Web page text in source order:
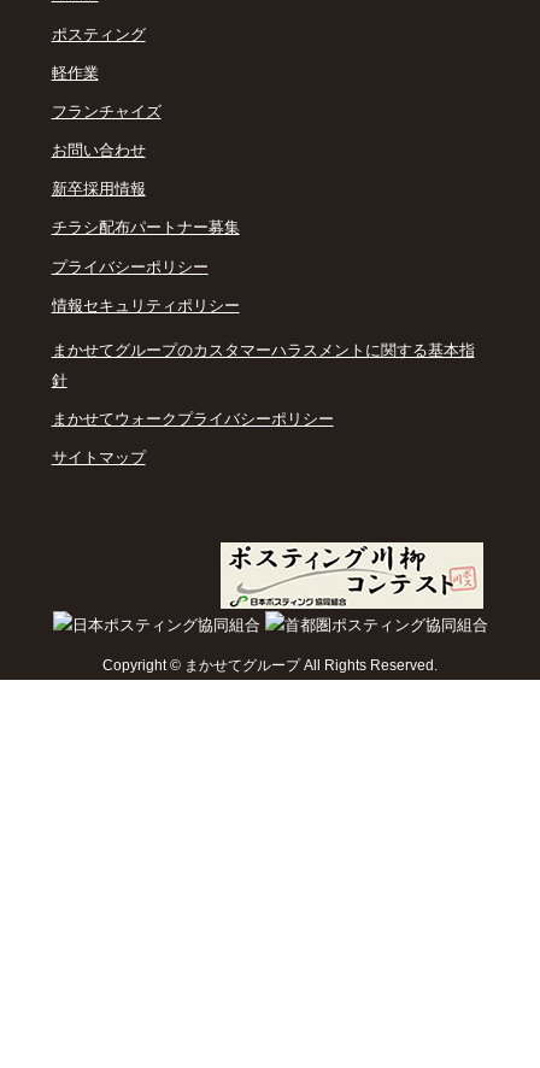
ポスティング｜
軽作業｜
フランチャイズ｜
お問い合わせ｜
新卒採用情報
チラシ配布パートナー募集｜
プライバシーポリシー
情報セキュリティポリシー
まかせてグループのカスタマーハラスメントに関する基本指
針｜
まかせてウォークプライバシーポリシー
サイトマップ｜
Copyright © まかせてグループ All Rights Reserved.